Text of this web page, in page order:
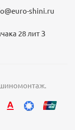
shini.ru
28 лит З